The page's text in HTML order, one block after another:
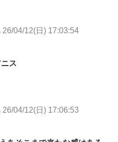
26/04/12(日) 17:03:54
ス
26/04/12(日) 17:06:53